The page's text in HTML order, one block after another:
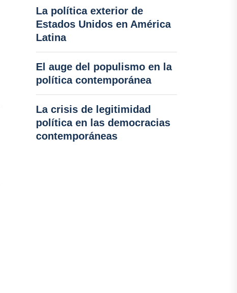
La política exterior de
Estados Unidos en América
Latina
El auge del populismo en la
política contemporánea
La crisis de legitimidad
política en las democracias
contemporáneas